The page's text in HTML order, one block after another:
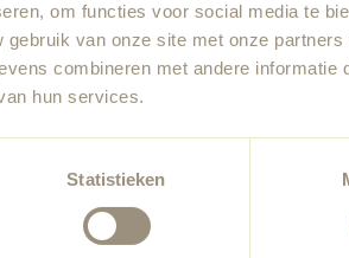
om functies voor social media te
van onze site met onze
combineren met andere informatie
hun services.
Statistieken